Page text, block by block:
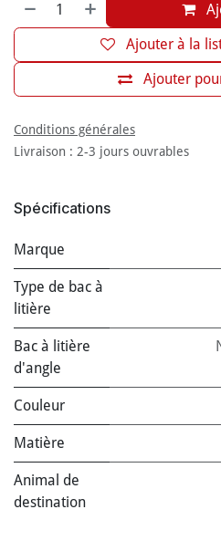
Ajouter
Ajouter à la
Conditions générales
Livraison : 2-3 jours ouvrables
Spécifications
Marque
Type de bac à
litière
Bac à litière
d'angle
Couleur
Matière
Animal de
destination